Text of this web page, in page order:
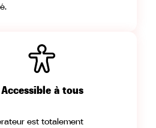
Accessibleà tous
est totalement